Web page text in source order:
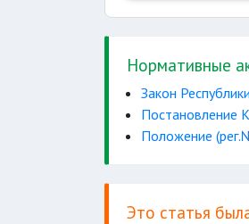
Нормативные
Закон
Постановление
Положение
Это статья